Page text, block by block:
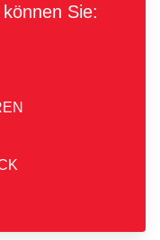
Sie: